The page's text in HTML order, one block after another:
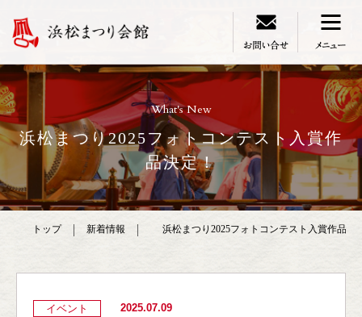
What's New
浜松まつり2025フォトコンテスト入賞作
品決定！
トップ 新着情報 浜松まつり2025フォトコンテスト入賞作品決
イベント 2025.07.09